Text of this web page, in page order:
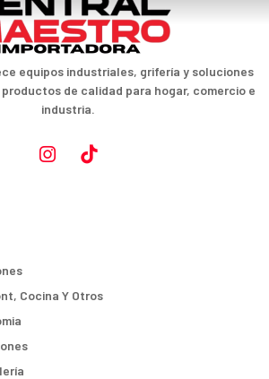
equipos industriales, grifería y soluciones
de calidad para hogar, comercio e
industria.
Cocina Y Otros